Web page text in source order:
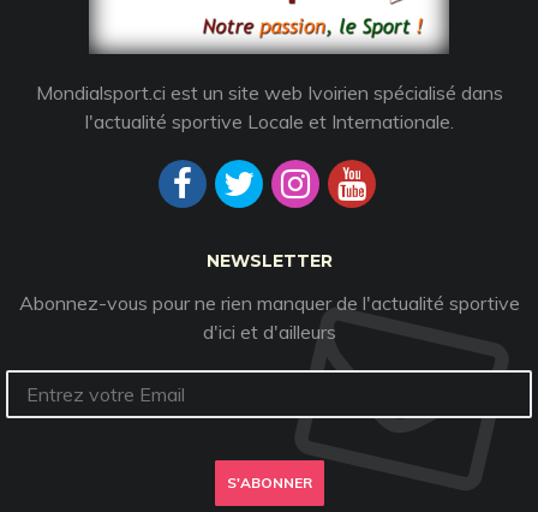
Mondialsport.ci est un site web Ivoirien spécialisé dans
l'actualité sportive Locale et Internationale.
NEWSLETTER
Abonnez-vous pour ne rien manquer de l'actualité sportive
d'ici et d'ailleurs
S'ABONNER